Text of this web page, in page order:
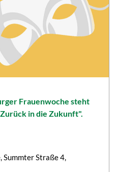
Frauenwoche steht
in die Zukunft".
Straße 4,